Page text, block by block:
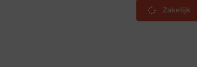
Zakelijk